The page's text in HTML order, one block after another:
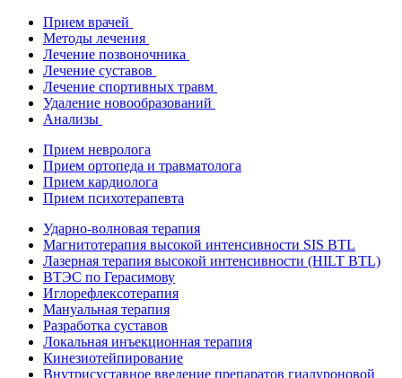
Прием врачей
Методы лечения
Лечение позвоночника
Лечение суставов
Лечение спортивных травм
Удаление новообразований
Анализы
Прием невролога
Прием ортопеда и травматолога
Прием кардиолога
Прием психотерапевта
Ударно-волновая терапия
Магнитотерапия высокой интенсивности SIS BTL
Лазерная терапия высокой интенсивности (HILT BTL)
ВТЭС по Герасимову
Иглорефлексотерапия
Мануальная терапия
Разработка суставов
Локальная инъекционная терапия
Кинезиотейпирование
Внутрисуставное введение препаратов гиалуроновой